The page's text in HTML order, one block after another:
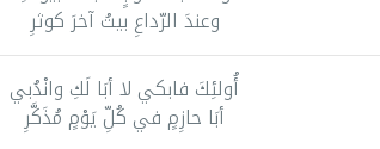
وعندَ الرّداعِ بيتُ آخرَ كوثرِ
أُولئِكَ فابكي لا أبَا لَكِ وانْدُبي
أبَا حازِمٍ في كُلِّ يَوْمٍ مُذَكَّرِ